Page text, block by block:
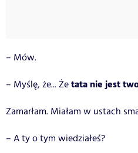
– Mów.
– Myślę, że... Żetata nie jest
Zamarłam. Miałam w ustach
– A ty o tym wiedziałeś?